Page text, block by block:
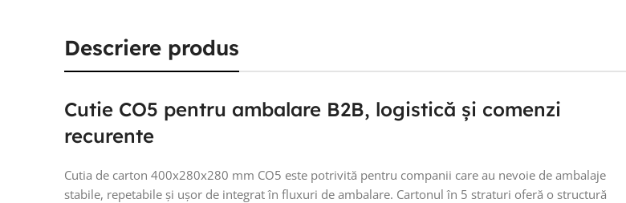
Descriere produs
Cutie CO5 pentru ambalare B2B, logistică și comenzi
recurente
Cutia de carton 400x280x280 mm CO5 este potrivită pentru companii care au nevoie de ambalaje
stabile, repetabile și ușor de integrat în fluxuri de ambalare. Cartonul în 5 straturi oferă o structură